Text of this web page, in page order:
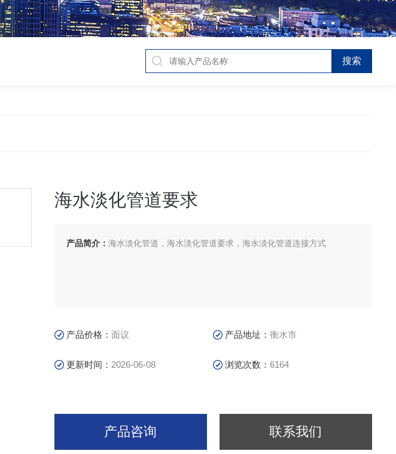
海水淡化管道要求
产品简介：海水淡化管道，海水淡化管道要求，海水淡化管道连接方式
产品价格：面议 产品地址：衡水市
更新时间： 2026-06-08 浏览次数：6164
产品咨询 联系我们